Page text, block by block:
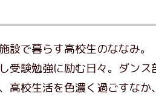
設で暮らす高校生のななみ
受験勉強に励む日々。ダン
高校生活を色濃く過ごすな